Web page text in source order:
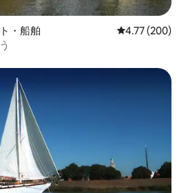
・船舶 レビュー200
4.77 (200)